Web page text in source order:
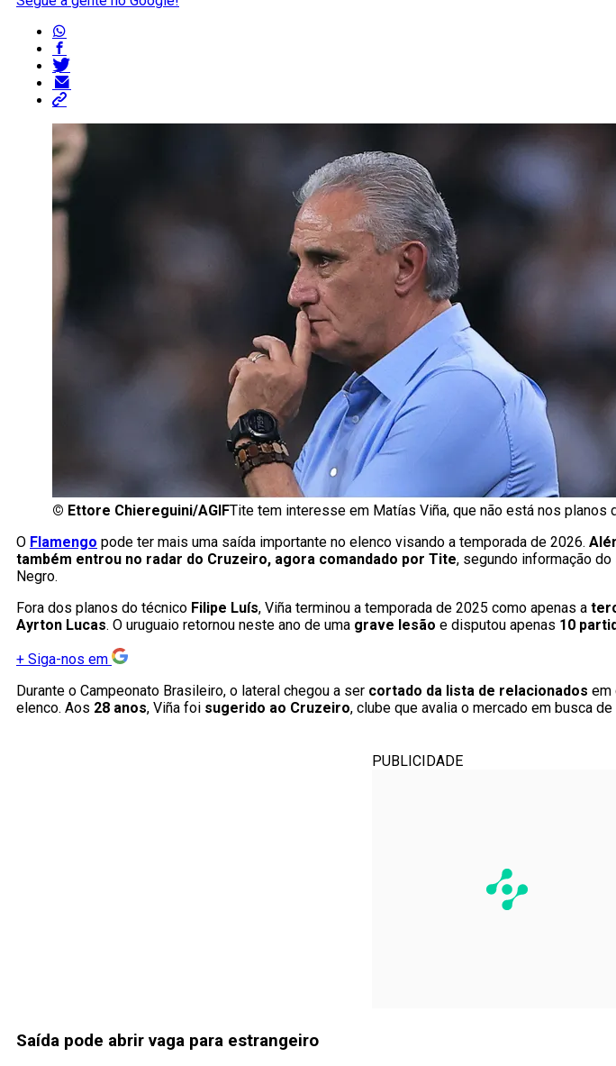
© Ettore Chiereguini/AGIFTite tem interesse em Matías Viña, que não está nos planos
O Flamengo pode ter mais uma saída importante no elenco visando a temporada de 2026.
também entrou no radar do Cruzeiro, agora comandado por Tite, segundo informação
Negro.
Fora dos planos do técnico Filipe Luís, Viña terminou a temporada de 2025 como apenas a
Ayrton Lucas. O uruguaio retornou neste ano de uma grave lesão e disputou apenas 10
+ Siga-nos em
Durante o Campeonato Brasileiro, o lateral chegou a ser cortado da lista de relacionados em
elenco. Aos 28 anos, Viña foi sugerido ao Cruzeiro, clube que avalia o mercado em busca
PUBLICIDADE
Saída pode abrir vaga para estrangeiro